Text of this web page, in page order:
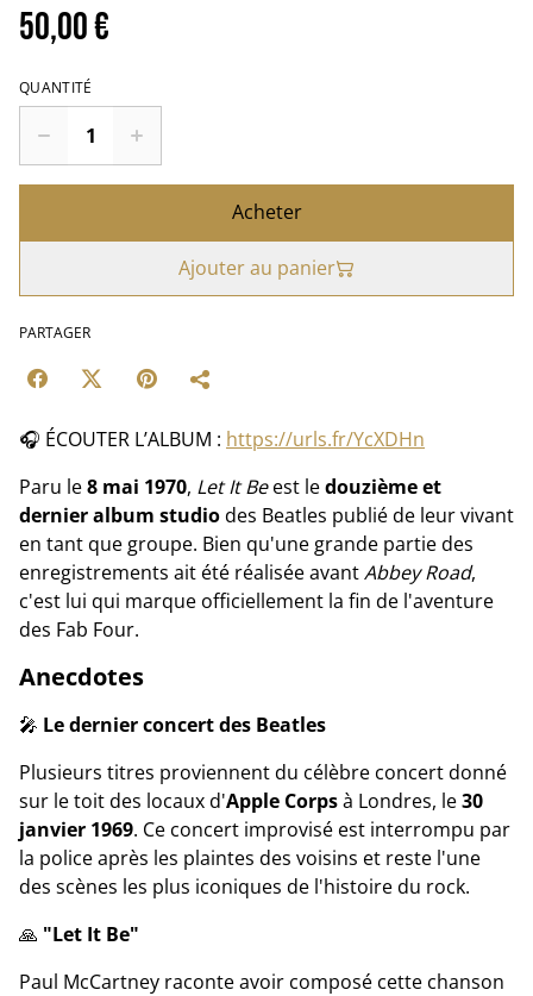
50,00 €
QUANTITÉ
Acheter
Ajouter au panier
PARTAGER
🎧 ÉCOUTER L’ALBUM : https://urls.fr/YcXDHn
Paru le8 mai 1970, Let It Beest ledouzième et
dernier album studiodes Beatles publié de leur vivant
en tant que groupe. Bien qu'une grande partie des
enregistrements ait été réalisée avantAbbey Road,
c'est lui qui marque officiellement la fin de l'aventure
des Fab Four.
Anecdotes
🎤 Le dernier concert des Beatles
Plusieurs titres proviennent du célèbre concert donné
sur le toit des locaux d'Apple Corpsà Londres, le30
janvier 1969. Ce concert improvisé est interrompu par
la police après les plaintes des voisins et reste l'une
des scènes les plus iconiques de l'histoire du rock.
🙏 "Let It Be"
Paul McCartney raconte avoir composé cette chanson